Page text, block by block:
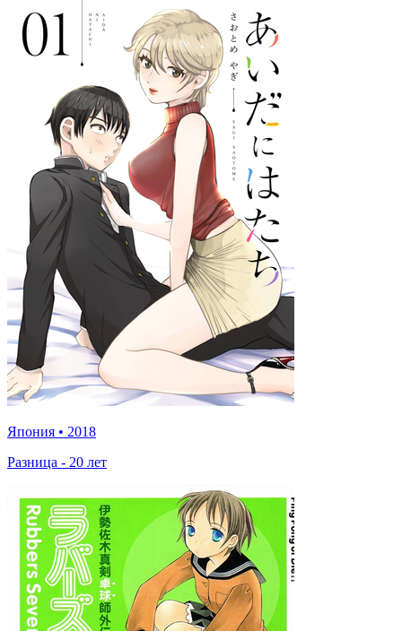
Япония • 2018
Разница - 20 лет